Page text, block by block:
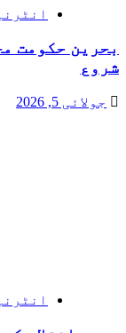
بحرین حکومت
شروع
جولائی 5, 2026